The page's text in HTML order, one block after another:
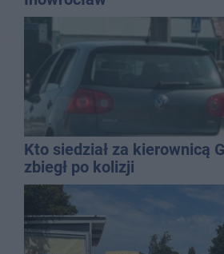
Kto siedział za kierownicą
zbiegł po kolizji